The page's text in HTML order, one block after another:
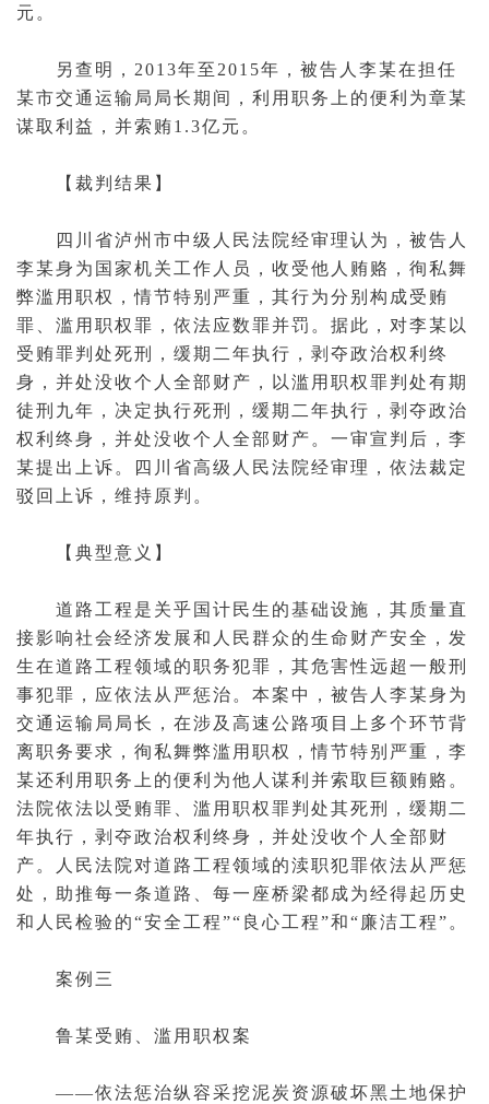
元。
另查明，2013年至2015年，被告人李某在担任
某市交通运输局局长期间，利用职务上的便利为章某
谋取利益，并索贿1.3亿元。
【裁判结果】
四川省泸州市中级人民法院经审理认为，被告人
李某身为国家机关工作人员，收受他人贿赂，徇私舞
弊滥用职权，情节特别严重，其行为分别构成受贿
罪、滥用职权罪，依法应数罪并罚。据此，对李某以
受贿罪判处死刑，缓期二年执行，剥夺政治权利终
身，并处没收个人全部财产，以滥用职权罪判处有期
徒刑九年，决定执行死刑，缓期二年执行，剥夺政治
权利终身，并处没收个人全部财产。一审宣判后，李
某提出上诉。
四川省高级人民法院经审理，依法裁定
驳回上诉，维持原判。
【典型意义】
道路工程是关乎国计民生的基础设施，其质量直
接影响社会经济发展和人民群众的生命财产安全，发
生在道路工程领域的职务犯罪 ，其危害性远超一般刑
事犯罪 ，应依法从严惩治。本案中，被告人李某身为
交通运输局局长，在涉及高速公路项目上多个环节背
离职务要求，徇私舞弊滥用职权，情节特别严重，李
某还利用职务上的便利为他人谋利并索取巨额贿赂。
法院依法以受贿罪、滥用职权罪判处其死刑，缓期二
年执行，剥夺政治权利终身，并处没收个人全部财
产。人民法院对道路工程领域的渎职犯罪依法从严惩
处，助推每一条道路、每一座桥梁都成为经得起历史
和人民检验的“安全工程”“良心工程”和“廉洁工程”。
案例三
鲁某受贿、滥用职权案
——依法惩治纵容采挖泥炭资源破坏黑土地保护